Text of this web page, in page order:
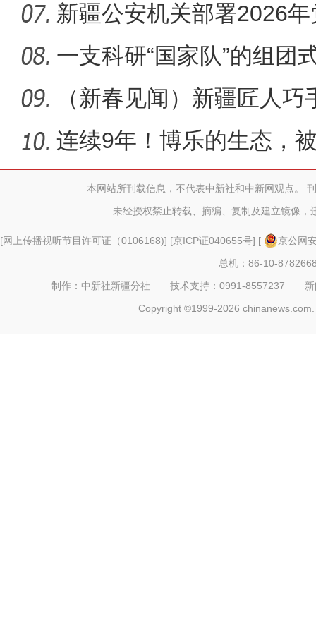
整改落
新疆公安机关部署2026
一支科研“国家队”的组团
（新春见闻）新疆匠人
项目受追
连续9年！博乐的生态，
本网站所刊载信息，不代表中新社和中新网观点。
未经授权禁止转载、摘编、复制及建立镜像，
[网上传播视听节目许可证（0106168)] [京ICP证040655号] [
京公网
总机：86-10-
制作：中新社新疆分社 技术支持：0991-8557237
Copyright ©1999-2026